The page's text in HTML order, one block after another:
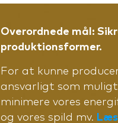
Overordnede mål:
produktionsformer.
For at kunne
ansvarligt som
minimere vores
og vores spild mv.